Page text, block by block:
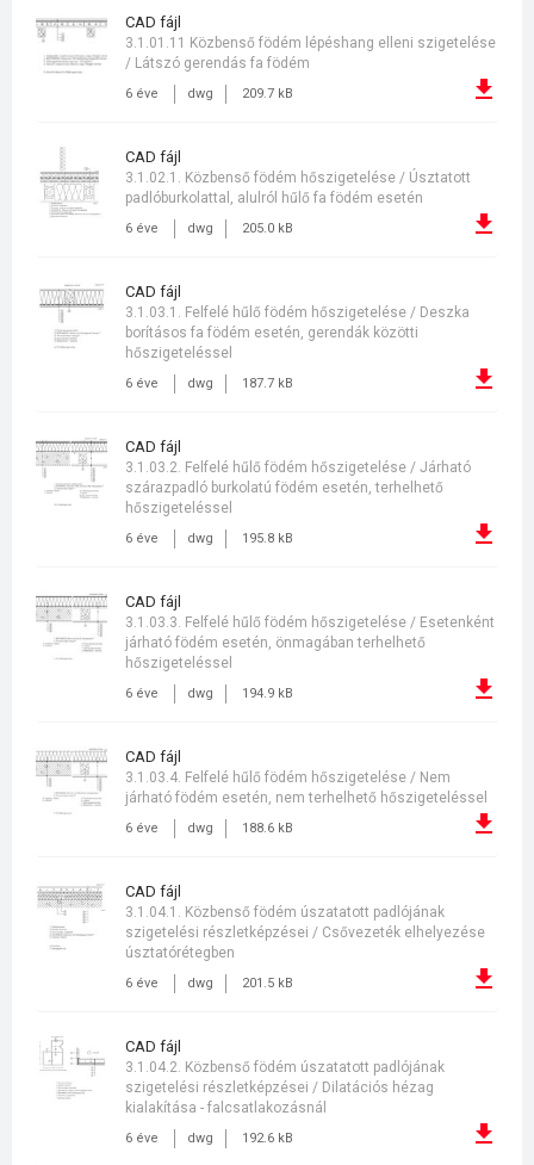
CAD fájl
6 éve dwg 209.7 kB
3.1.01.11 Közbenső födém lépéshang elleni szigetelése
/ Látszó gerendás fa födém
CAD fájl
6 éve dwg 205.0 kB
3.1.02.1. Közbenső födém hőszigetelése / Úsztatott
padlóburkolattal, alulról hűlő fa födém esetén
CAD fájl
6 éve dwg 187.7 kB
3.1.03.1. Felfelé hűlő födém hőszigetelése / Deszka
borításos fa födém esetén, gerendák közötti
hőszigeteléssel
CAD fájl
6 éve dwg 195.8 kB
3.1.03.2. Felfelé hűlő födém hőszigetelése / Járható
szárazpadló burkolatú födém esetén, terhelhető
hőszigeteléssel
CAD fájl
6 éve dwg 194.9 kB
3.1.03.3. Felfelé hűlő födém hőszigetelése / Esetenként
járható födém esetén, önmagában terhelhető
hőszigeteléssel
CAD fájl
6 éve dwg 188.6 kB
3.1.03.4. Felfelé hűlő födém hőszigetelése / Nem
járható födém esetén, nem terhelhető hőszigeteléssel
CAD fájl
6 éve dwg 201.5 kB
3.1.04.1. Közbenső födém úszatatott padlójának
szigetelési részletképzései / Csővezeték elhelyezése
úsztatórétegben
CAD fájl
6 éve dwg 192.6 kB
3.1.04.2. Közbenső födém úszatatott padlójának
szigetelési részletképzései / Dilatációs hézag
kialakítása - falcsatlakozásnál